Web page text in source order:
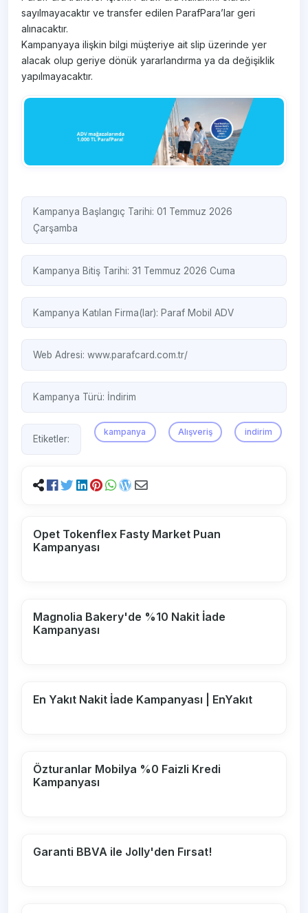
sayılmayacaktır ve transfer edilen ParafPara’lar geri
alınacaktır.
Kampanyaya ilişkin bilgi müşteriye ait slip üzerinde yer
alacak olup geriye dönük yararlandırma ya da değişiklik
yapılmayacaktır.
Kampanya Başlangıç Tarihi: 01 Temmuz 2026
Çarşamba
Kampanya Bitiş Tarihi: 31 Temmuz 2026 Cuma
Kampanya Katılan Firma(lar): Paraf MobilADV
Web Adresi:www.parafcard.com.tr/
Kampanya Türü: İndirim
Etiketler:
kampanya Alışveriş indirim
Opet Tokenflex Fasty Market Puan
Kampanyası
Magnolia Bakery'de %10 Nakit İade
Kampanyası
En Yakıt Nakit İade Kampanyası | EnYakıt
Özturanlar Mobilya %0 Faizli Kredi
Kampanyası
Garanti BBVA ile Jolly'den Fırsat!